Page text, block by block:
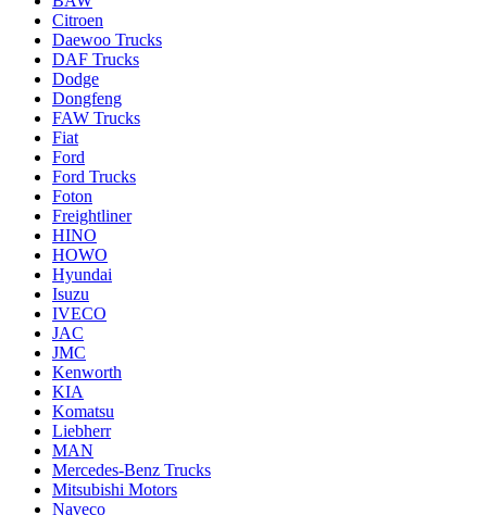
Citroen
Daewoo Trucks
DAF Trucks
Dodge
Dongfeng
FAW Trucks
Fiat
Ford
Ford Trucks
Foton
Freightliner
HINO
HOWO
Hyundai
Isuzu
IVECO
JAC
JMC
Kenworth
KIA
Komatsu
Liebherr
MAN
Mercedes-Benz Trucks
Mitsubishi Motors
Naveco